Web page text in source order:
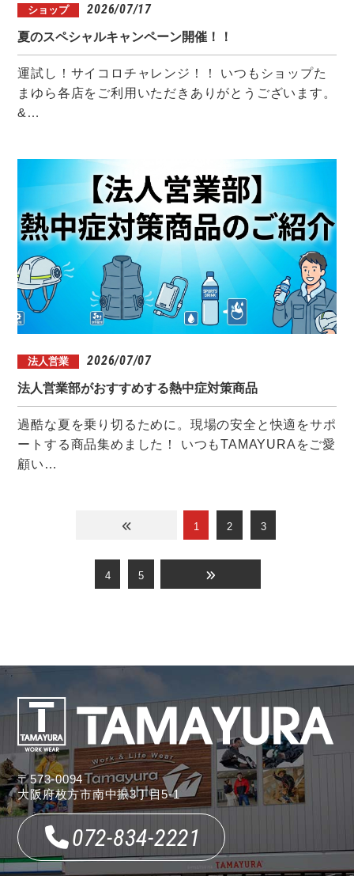
ショップ 2026/07/17
夏のスペシャルキャンペーン開催！！
運試し！サイコロチャレンジ！！ いつもショップた
まゆら各店をご利用いただきありがとうございます。
&…
法人営業 2026/07/07
法人営業部がおすすめする熱中症対策商品
過酷な夏を乗り切るために。現場の安全と快適をサポ
ートする商品集めました！ いつもTAMAYURAをご愛
顧い…
1 2 3
4 5
〒573-0094
大阪府枚方市南中振3丁目5-1
072-834-2221